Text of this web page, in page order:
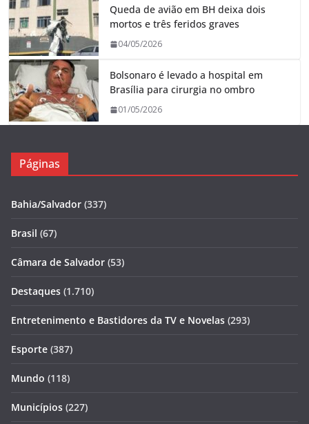
Queda de avião em BH deixa dois
mortos e três feridos graves
04/05/2026
Bolsonaro é levado a hospital em
Brasília para cirurgia no ombro
01/05/2026
Páginas
Bahia/Salvador (337)
Brasil (67)
Câmara de Salvador (53)
Destaques (1.710)
Entretenimento e Bastidores da TV e Novelas (293)
Esporte (387)
Mundo (118)
Municípios (227)